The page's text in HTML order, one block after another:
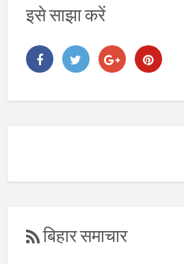
इसे साझा करें
बिहार समाचार